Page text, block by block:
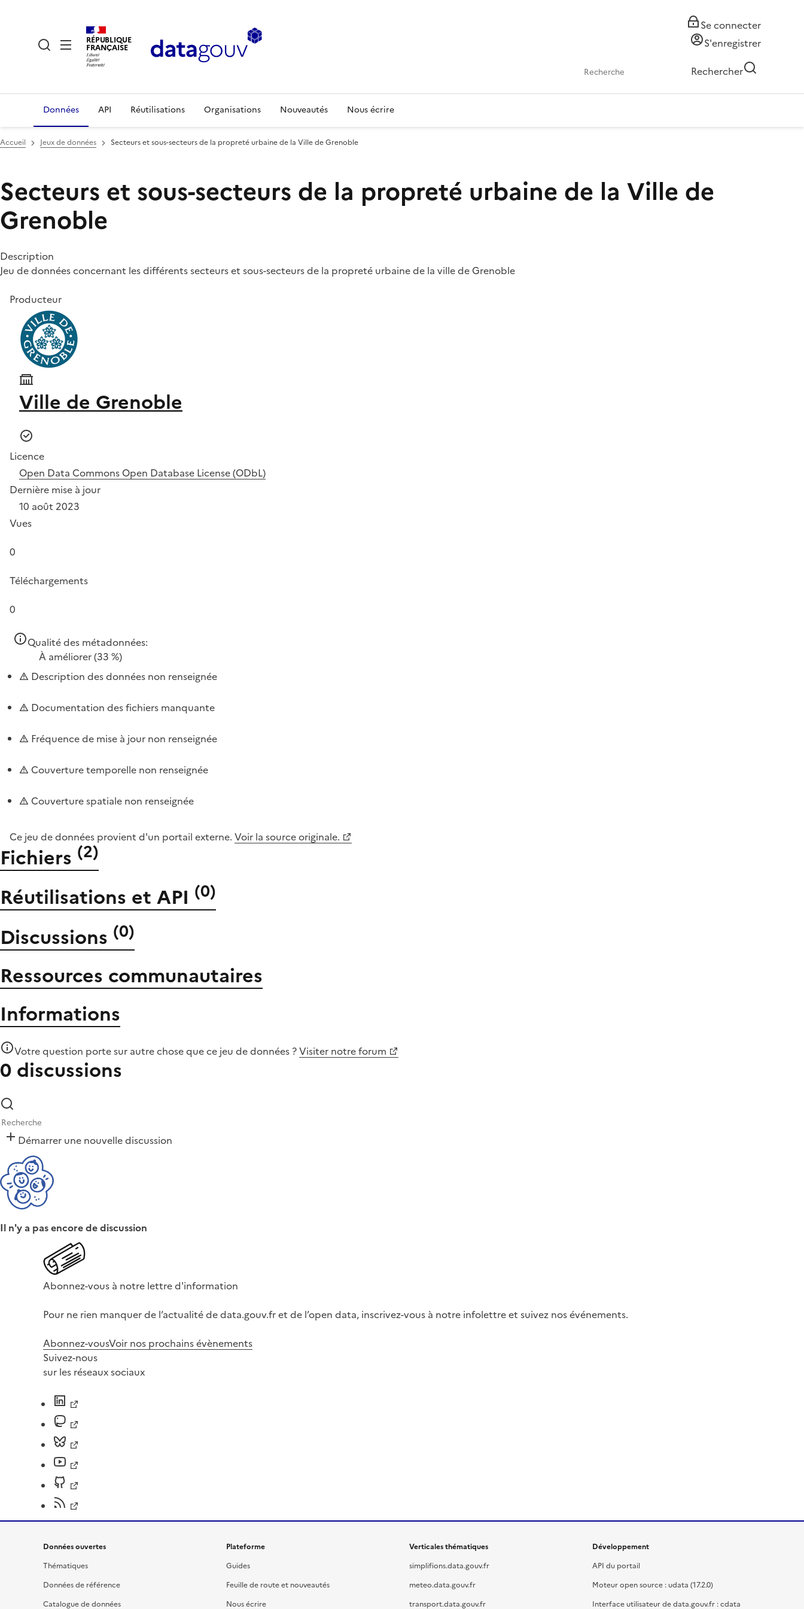
RÉPUBLIQUE
FRANÇAISE
Se connecter
S'enregistrer
Rechercher
Données API Réutilisations Organisations Nouveautés Nous écrire
Accueil Jeux de données Secteurs et sous-secteurs de la propreté urbaine de la Ville de Grenoble
Secteurs et sous-secteurs de la propreté urbaine de la Ville de
Grenoble
Description
Jeu de données concernant les différents secteurs et sous-secteurs de la propreté urbaine de la ville de Grenoble
Producteur
Ville de Grenoble
Licence
Open Data Commons Open Database License (ODbL)
Dernière mise à jour
10 août 2023
Vues
0
Téléchargements
0
Qualité des métadonnées:
À améliorer(33 %)
Description des données non renseignée
Documentation des fichiers manquante
Fréquence de mise à jour non renseignée
Couverture temporelle non renseignée
Couverture spatiale non renseignée
Ce jeu de données provient d'un portail externe. Voir la source originale.
Fichiers (2)
Réutilisations et API (0)
Discussions (0)
Ressources communautaires
Informations
Votre question porte sur autre chose quece jeu de données ?Visiter notre forum
0 discussions
Démarrer une nouvelle discussion
Il n'y a pas encore de discussion
Abonnez-vous à notre lettre d'information
Pour ne rien manquer de l’actualité de data.gouv.fr et de l’open data, inscrivez-vous à notre infolettre et suivez nos événements.
Abonnez-vousVoir nos prochains évènements
Suivez-nous
sur les réseaux sociaux
Données ouvertes
Thématiques
Données de référence
Catalogue de données
Plateforme
Guides
Feuille de route et nouveautés
Nous écrire
Verticales thématiques
simplifions.data.gouv.fr
meteo.data.gouv.fr
transport.data.gouv.fr
Développement
API du portail
Moteur open source : udata (17.2.0)
Interface utilisateur de data.gouv.fr : cdata